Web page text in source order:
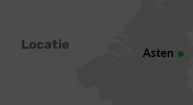
Locatie